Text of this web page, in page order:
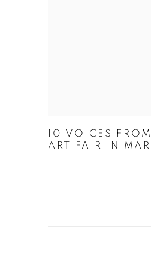
10 VOICES
ART FAIR IN